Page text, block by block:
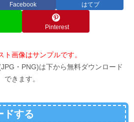
Facebook はてブ
Pinterest
画像はサンプルです。
・PNG)は下から無料ダウンロード
できます。
ドする